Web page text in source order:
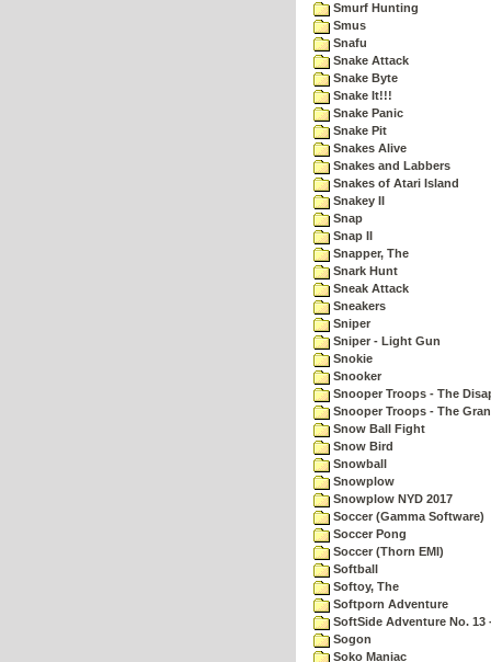
Smurf Hunting
Smus
Snafu
Snake Attack
Snake Byte
Snake It!!!
Snake Panic
Snake Pit
Snakes Alive
Snakes and Labbers
Snakes of Atari Island
Snakey II
Snap
Snap II
Snapper, The
Snark Hunt
Sneak Attack
Sneakers
Sniper
Sniper - Light Gun
Snokie
Snooker
Snooper Troops - The
Snooper Troops - The
Snow Ball Fight
Snow Bird
Snowball
Snowplow
Snowplow NYD 2017
Soccer (Gamma Software)
Soccer Pong
Soccer (Thorn EMI)
Softball
Softoy, The
Softporn Adventure
SoftSide Adventure No. 13
Sogon
Soko Maniac